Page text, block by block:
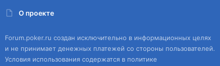
О проекте
Forum.poker.ru создан исключительно в информационных целях
и не принимает денежных платежей со стороны пользователей.
Условия использования содержатся в политике